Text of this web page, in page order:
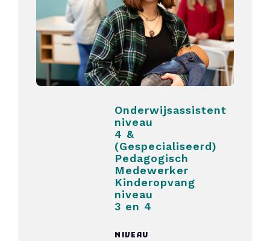
Onderwijsassistent
niveau
4 &
(Gespecialiseerd)
Pedagogisch
Medewerker
Kinderopvang
niveau
3 en 4
NIVEAU